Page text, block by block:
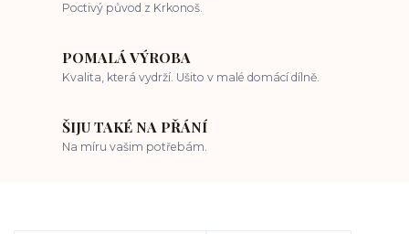
Poctivý původ z Krkonoš.
POMALÁ VÝROBA
Kvalita, která vydrží. Ušito v malé domácí dílně.
ŠIJU TAKÉ NA PŘÁNÍ
Na míru vašim potřebám.